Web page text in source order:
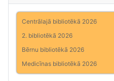
Centrālajā bibliotēkā 2026
2. bibliotēkā 2026
Bērnu bibliotēkā 2026
Medicīnas bibliotēkā 2026